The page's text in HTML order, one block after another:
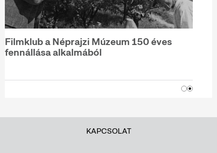
Filmklub a Néprajzi Múzeum 150 éves
fennállása alkalmából
KAPCSOLAT